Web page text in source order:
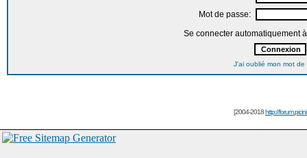
Mot de passe:
Se connecter automatiquement
J'ai oublié mon mot de
[2004-2018http://